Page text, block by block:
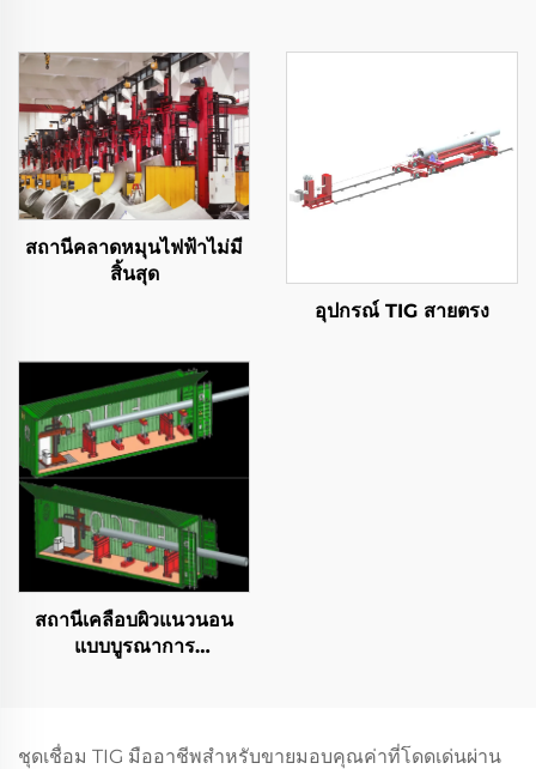
สถานีคลาดหมุนไฟฟ้าไม่มี
สิ้นสุด
อุปกรณ์ TIG สายตรง
สถานีเคลือบผิวแนวนอน
แบบบูรณาการ
ชุดเชื่อม TIG มืออาชีพสำหรับขายมอบคุณค่าที่โดดเด่นผ่าน